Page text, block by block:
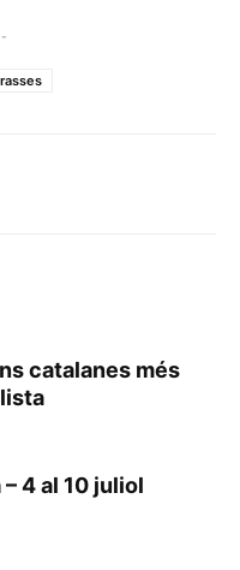
catalanes més
4 al 10 juliol